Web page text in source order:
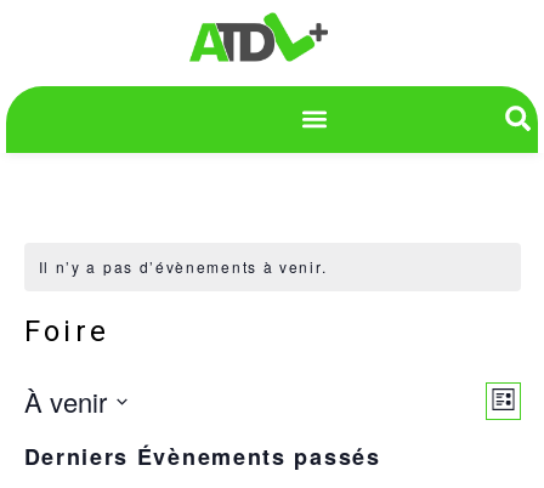
Il n’y a pas d’évènements à venir.
Foire
de
Liste
À venir
une
Derniers Évènements passés